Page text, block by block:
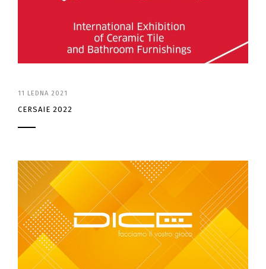
11 LEDNA 2021
CERSAIE 2022